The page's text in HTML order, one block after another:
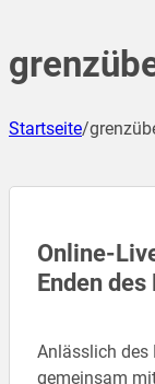
Startseite/
Online-
Enden
Anlässlich des
gemeinsam